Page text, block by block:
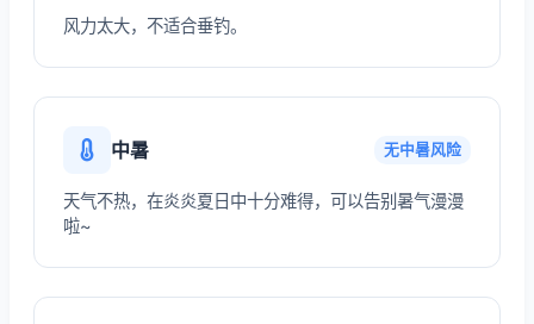
风力太大，不适合垂钓。
中暑 无中暑风险
天气不热，在炎炎夏日中十分难得，可以告别暑气漫漫
啦~